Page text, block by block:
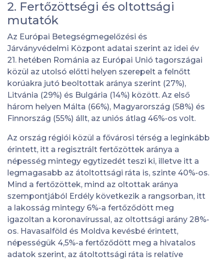
2. Fertőzöttségi és oltottsági
mutatók
Az Európai Betegségmegelőzési és
Járványvédelmi Központ adatai szerint az idei év
21. hetében Románia az Európai Unió tagországai
közül az utolsó előtti helyen szerepelt a felnőtt
korúakra jutó beoltottak aránya szerint (27%),
Litvánia (29%) és Bulgária (14%) között. Az első
három helyen Málta (66%), Magyarország (58%) és
Finnország (55%) állt, az uniós átlag 46%-os volt.
Az ország régiói közül a fővárosi térség a leginkább
érintett, itt a regisztrált fertőzöttek aránya a
népesség mintegy egytizedét teszi ki, illetve itt a
legmagasabb az átoltottsági ráta is, szinte 40%-os.
Mind a fertőzöttek, mind az oltottak aránya
szempontjából Erdély következik a rangsorban, itt
a lakosság mintegy 6%-a fertőződött meg
igazoltan a koronavírussal, az oltottsági arány 28%-
os. Havasalföld és Moldva kevésbé érintett,
népességük 4,5%-a fertőződött meg a hivatalos
adatok szerint, az átoltottsági ráta is relatíve